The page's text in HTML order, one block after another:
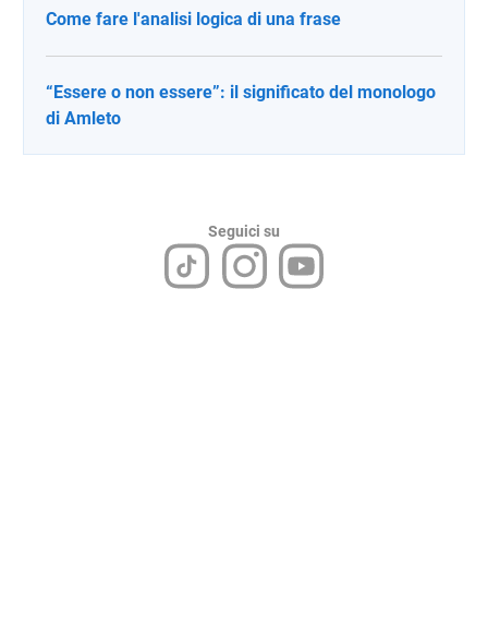
Come fare l'analisi logica di una frase
“Essere o non essere”: il significato del monologo
di Amleto
Seguici su